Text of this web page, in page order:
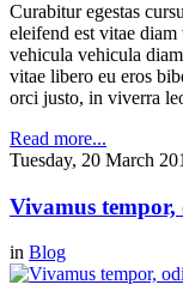
Curabitur egestas
eleifend est vitae
vehicula vehicula
vitae libero eu eros
orci justo, in viverra
Read more...
Tuesday, 20 March
Vivamus
in Blog